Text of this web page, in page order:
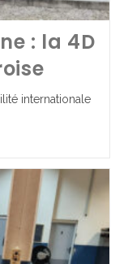
: la 4D
internationale
St
!